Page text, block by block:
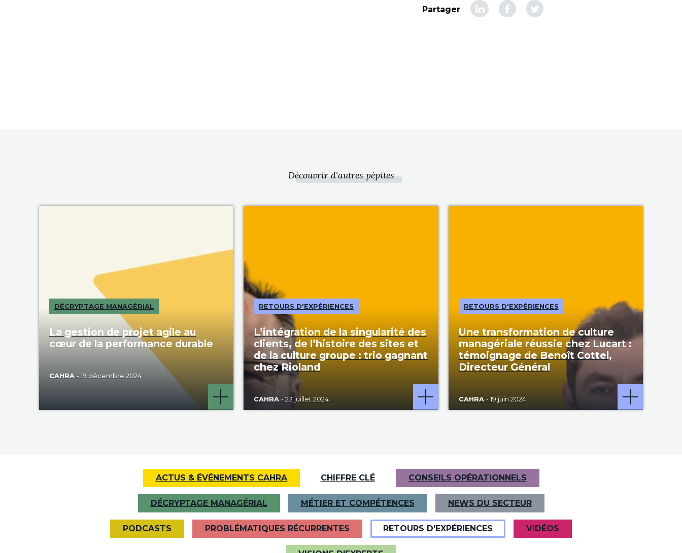
Partager
Découvrir d'autres pépites
DÉCRYPTAGE MANAGÉRIAL
La gestion de projet agile au
cœur de la performance durable
CAHRA - 19 décembre 2024
RETOURS D'EXPÉRIENCES
L’intégration de la singularité des
clients, de l’histoire des sites et
de la culture groupe : trio gagnant
chez Rioland
CAHRA - 23 juillet 2024
RETOURS D'EXPÉRIENCES
Une transformation de culture
managériale réussie chez Lucart :
témoignage de Benoît Cottel,
Directeur Général
CAHRA - 19 juin 2024
ACTUS & ÉVÉNEMENTS CAHRA CHIFFRE CLÉ CONSEILS OPÉRATIONNELS
DÉCRYPTAGE MANAGÉRIAL MÉTIER ET COMPÉTENCES NEWS DU SECTEUR
PODCASTS PROBLÉMATIQUES RÉCURRENTES RETOURS D'EXPÉRIENCES VIDÉOS